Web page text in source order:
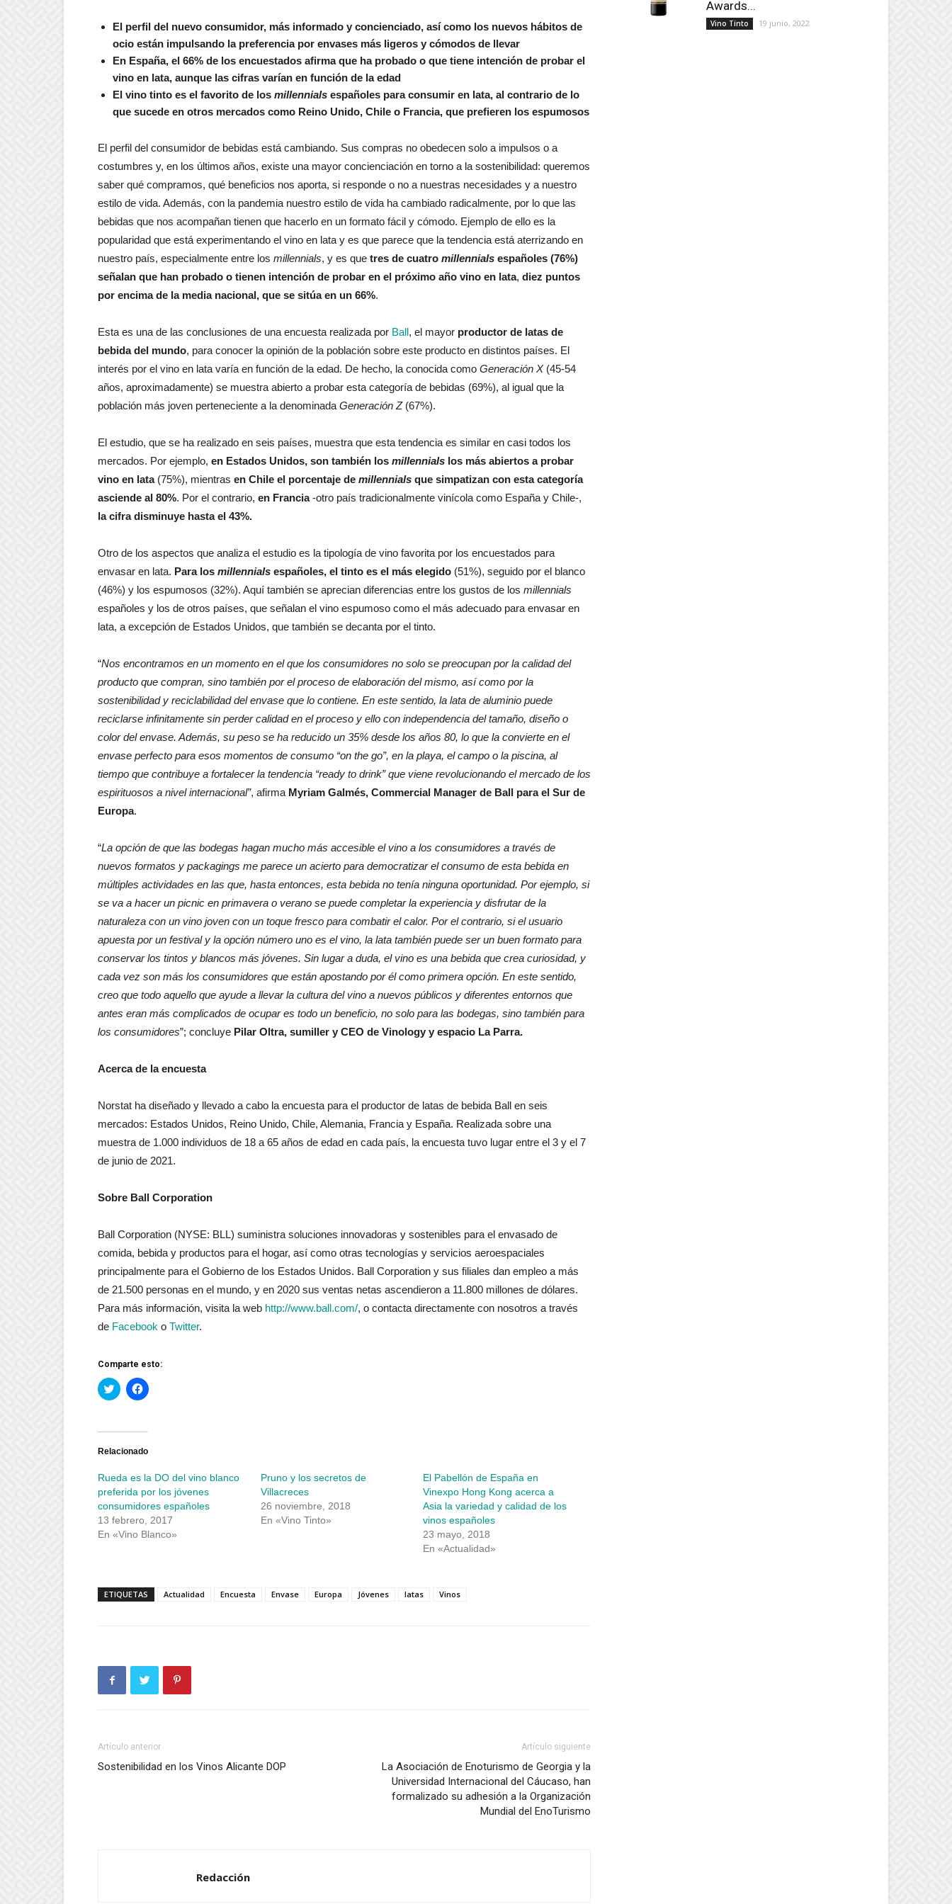
El perfil del nuevo consumidor, más informado y concienciado, así como los nuevos hábitos de
ocio están impulsando la preferencia por envases más ligeros y cómodos de llevar
En España, el 66% de los encuestados afirma que ha probado o que tiene intención de probar el
vino en lata, aunque las cifras varían en función de la edad
El vino tinto es el favorito de los millennials españoles para consumir en lata, al contrario de lo
que sucede en otros mercados como Reino Unido, Chile o Francia, que prefieren los espumosos
El perfil del consumidor de bebidas está cambiando. Sus compras no obedecen solo a impulsos o a
costumbres y, en los últimos años, existe una mayor concienciación en torno a la sostenibilidad: queremos
saber qué compramos, qué beneficios nos aporta, si responde o no a nuestras necesidades y a nuestro
estilo de vida. Además, con la pandemia nuestro estilo de vida ha cambiado radicalmente, por lo que las
bebidas que nos acompañan tienen que hacerlo en un formato fácil y cómodo. Ejemplo de ello es la
popularidad que está experimentando el vino en lata y es que parece que la tendencia está aterrizando en
nuestro país, especialmente entre los millennials, y es que tres de cuatro millennials españoles (76%)
señalan que han probado o tienen intención de probar en el próximo año vino en lata, diez puntos
por encima de la media nacional, que se sitúa en un 66%.
Esta es una de las conclusiones de una encuesta realizada por Ball, el mayor productor de latas de
bebida del mundo, para conocer la opinión de la población sobre este producto en distintos países. El
interés por el vino en lata varía en función de la edad. De hecho, la conocida como Generación X(45-54
años, aproximadamente) se muestra abierto a probar esta categoría de bebidas (69%), al igual que la
población más joven perteneciente a la denominada Generación Z(67%).
El estudio, que se ha realizado en seis países, muestra que esta tendencia es similar en casi todos los
mercados. Por ejemplo, en Estados Unidos, son también los millennials los más abiertos a probar
vino en lata(75%), mientras en Chile el porcentaje de millennials que simpatizan con esta categoría
asciende al 80%. Por el contrario, en Francia-otro país tradicionalmente vinícola como España y Chile-,
la cifra disminuye hasta el 43%.
Otro de los aspectos que analiza el estudio es la tipología de vino favorita por los encuestados para
envasar en lata. Para los millennials españoles, el tinto es el más elegido (51%), seguido por el blanco
(46%) y los espumosos (32%). Aquí también se aprecian diferencias entre los gustos de los millennials
españoles y los de otros países, que señalan el vino espumoso como el más adecuado para envasar en
lata, a excepción de Estados Unidos, que también se decanta por el tinto.
“Nos encontramos en un momento en el que los consumidores no solo se preocupan por la calidad del
producto que compran, sino también por el proceso de elaboración del mismo, así como por la
sostenibilidad y reciclabilidad del envase que lo contiene. En este sentido, la lata de aluminio puede
reciclarse infinitamente sin perder calidad en el proceso y ello con independencia del tamaño, diseño o
color del envase. Además, su peso se ha reducido un 35% desde los años 80, lo que la convierte en el
envase perfecto para esos momentos de consumo “on the go”, en la playa, el campo o la piscina, al
tiempo que contribuye a fortalecer la tendencia “ready to drink” que viene revolucionando el mercado de los
espirituosos a nivel internacional”, afirma Myriam Galmés, Commercial Manager de Ball para el Sur de
Europa.
“La opción de que las bodegas hagan mucho más accesible el vino a los consumidores a través de
nuevos formatos y packagings me parece un acierto para democratizar el consumo de esta bebida en
múltiples actividades en las que, hasta entonces, esta bebida no tenía ninguna oportunidad. Por ejemplo, si
se va a hacer un picnic en primavera o verano se puede completar la experiencia y disfrutar de la
naturaleza con un vino joven con un toque fresco para combatir el calor. Por el contrario, si el usuario
apuesta por un festival y la opción número uno es el vino, la lata también puede ser un buen formato para
conservar los tintos y blancos más jóvenes. Sin lugar a duda, el vino es una bebida que crea curiosidad, y
cada vez son más los consumidores que están apostando por él como primera opción. En este sentido,
creo que todo aquello que ayude a llevar la cultura del vino a nuevos públicos y diferentes entornos que
antes eran más complicados de ocupar es todo un beneficio, no solo para las bodegas, sino también para
los consumidores”; concluye Pilar Oltra, sumiller y CEO de Vinology y espacio La Parra.
Acerca de la encuesta
Norstat ha diseñado y llevado a cabo la encuesta para el productor de latas de bebida Ball en seis
mercados: Estados Unidos, Reino Unido, Chile, Alemania, Francia y España. Realizada sobre una
muestra de 1.000 individuos de 18 a 65 años de edad en cada país, la encuesta tuvo lugar entre el 3 y el 7
de junio de 2021.
Sobre Ball Corporation
Ball Corporation (NYSE: BLL) suministra soluciones innovadoras y sostenibles para el envasado de
comida, bebida y productos para el hogar, así como otras tecnologías y servicios aeroespaciales
principalmente para el Gobierno de los Estados Unidos. Ball Corporation y sus filiales dan empleo a más
de 21.500 personas en el mundo, y en 2020 sus ventas netas ascendieron a 11.800 millones de dólares.
Para más información, visita la web http://www.ball.com/, o contacta directamente con nosotros a través
de Facebook o Twitter.
Comparte esto:
Haz
clic
Twitter
abre
ventana
nueva)
Haz
clic
Facebook
abre
ventana
nueva)
Relacionado
Rueda es la DO del vino blanco
preferida por los jóvenes
consumidores españoles
13 febrero, 2017
En «Vino Blanco»
Pruno y los secretos de
Villacreces
26 noviembre, 2018
En «Vino Tinto»
El Pabellón de España en
Vinexpo Hong Kong acerca a
Asia la variedad y calidad de los
vinos españoles
23 mayo, 2018
En «Actualidad»
ETIQUETAS Actualidad Encuesta Envase Europa Jóvenes latas Vinos
Artículo anterior
Sostenibilidad en los Vinos Alicante DOP
Artículo siguiente
La Asociación de Enoturismo de Georgia y la
Universidad Internacional del Cáucaso, han
formalizado su adhesión a la Organización
Mundial del EnoTurismo
Redacción
Awards...
Vino Tinto 19 junio, 2022